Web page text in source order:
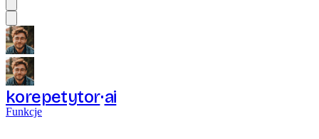
korepetytor ai
Funkcje